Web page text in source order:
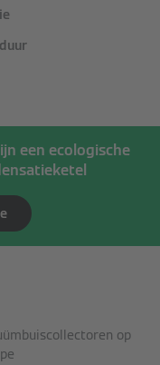
een ecologische
op